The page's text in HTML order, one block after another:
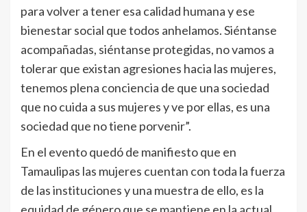
para volver a tener esa calidad humana y ese
bienestar social que todos anhelamos. Siéntanse
acompañadas, siéntanse protegidas, no vamos a
tolerar que existan agresiones hacia las mujeres,
tenemos plena conciencia de que una sociedad
que no cuida a sus mujeres y ve por ellas, es una
sociedad que no tiene porvenir”.
En el evento quedó de manifiesto que en
Tamaulipas las mujeres cuentan con toda la fuerza
de las instituciones y una muestra de ello, es la